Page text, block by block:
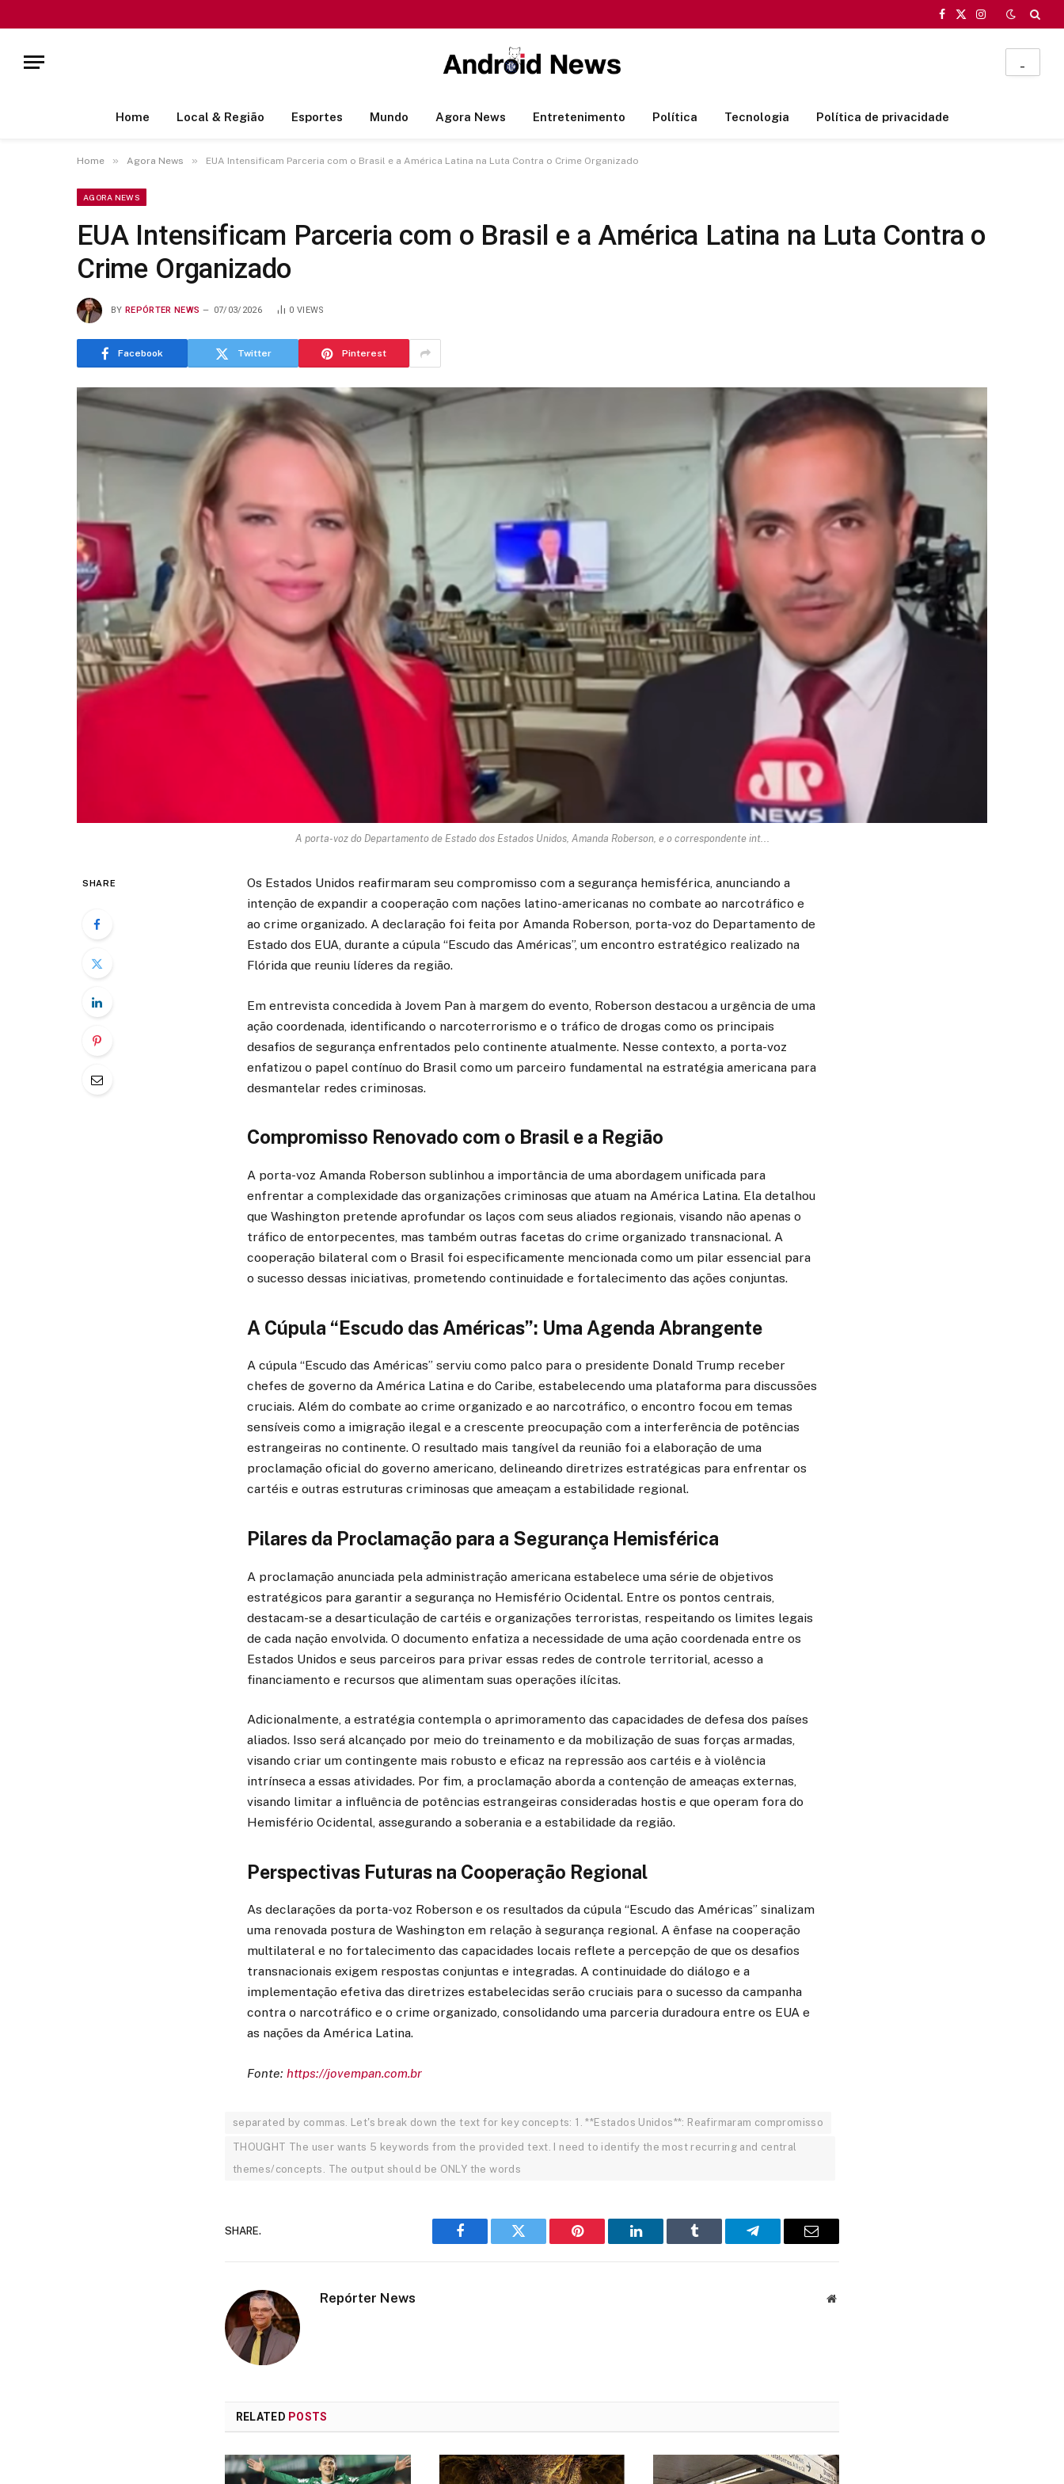
Facebook
X
Instagram
Home Local & Região Esportes Mundo Agora News Entretenimento Política Tecnologia Política de privacidade
Home » Agora News » EUA Intensificam Parceria com o Brasil e a América Latina na Luta Contra o Crime Organizado
AGORA NEWS
EUA Intensificam Parceria com o Brasil e a América Latina na Luta Contra o
Crime Organizado
BY REPÓRTER NEWS 07/03/2026 0 VIEWS
Facebook Twitter Pinterest
A porta-voz do Departamento de Estado dos Estados Unidos, Amanda Roberson, e o correspondente int...
SHARE
Os Estados Unidos reafirmaram seu compromisso com a segurança hemisférica, anunciando a
intenção de expandir a cooperação com nações latino-americanas no combate ao narcotráfico e
ao crime organizado. A declaração foi feita por Amanda Roberson, porta-voz do Departamento de
Estado dos EUA, durante a cúpula “Escudo das Américas”, um encontro estratégico realizado na
Flórida que reuniu líderes da região.
Em entrevista concedida à Jovem Pan à margem do evento, Roberson destacou a urgência de uma
ação coordenada, identificando o narcoterrorismo e o tráfico de drogas como os principais
desafios de segurança enfrentados pelo continente atualmente. Nesse contexto, a porta-voz
enfatizou o papel contínuo do Brasil como um parceiro fundamental na estratégia americana para
desmantelar redes criminosas.
Compromisso Renovado com o Brasil e a Região
A porta-voz Amanda Roberson sublinhou a importância de uma abordagem unificada para
enfrentar a complexidade das organizações criminosas que atuam na América Latina. Ela detalhou
que Washington pretende aprofundar os laços com seus aliados regionais, visando não apenas o
tráfico de entorpecentes, mas também outras facetas do crime organizado transnacional. A
cooperação bilateral com o Brasil foi especificamente mencionada como um pilar essencial para
o sucesso dessas iniciativas, prometendo continuidade e fortalecimento das ações conjuntas.
A Cúpula “Escudo das Américas”: Uma Agenda Abrangente
A cúpula “Escudo das Américas” serviu como palco para o presidente Donald Trump receber
chefes de governo da América Latina e do Caribe, estabelecendo uma plataforma para discussões
cruciais. Além do combate ao crime organizado e ao narcotráfico, o encontro focou em temas
sensíveis como a imigração ilegal e a crescente preocupação com a interferência de potências
estrangeiras no continente. O resultado mais tangível da reunião foi a elaboração de uma
proclamação oficial do governo americano, delineando diretrizes estratégicas para enfrentar os
cartéis e outras estruturas criminosas que ameaçam a estabilidade regional.
Pilares da Proclamação para a Segurança Hemisférica
A proclamação anunciada pela administração americana estabelece uma série de objetivos
estratégicos para garantir a segurança no Hemisfério Ocidental. Entre os pontos centrais,
destacam-se a desarticulação de cartéis e organizações terroristas, respeitando os limites legais
de cada nação envolvida. O documento enfatiza a necessidade de uma ação coordenada entre os
Estados Unidos e seus parceiros para privar essas redes de controle territorial, acesso a
financiamento e recursos que alimentam suas operações ilícitas.
Adicionalmente, a estratégia contempla o aprimoramento das capacidades de defesa dos países
aliados. Isso será alcançado por meio do treinamento e da mobilização de suas forças armadas,
visando criar um contingente mais robusto e eficaz na repressão aos cartéis e à violência
intrínseca a essas atividades. Por fim, a proclamação aborda a contenção de ameaças externas,
visando limitar a influência de potências estrangeiras consideradas hostis e que operam fora do
Hemisfério Ocidental, assegurando a soberania e a estabilidade da região.
Perspectivas Futuras na Cooperação Regional
As declarações da porta-voz Roberson e os resultados da cúpula “Escudo das Américas” sinalizam
uma renovada postura de Washington em relação à segurança regional. A ênfase na cooperação
multilateral e no fortalecimento das capacidades locais reflete a percepção de que os desafios
transnacionais exigem respostas conjuntas e integradas. A continuidade do diálogo e a
implementação efetiva das diretrizes estabelecidas serão cruciais para o sucesso da campanha
contra o narcotráfico e o crime organizado, consolidando uma parceria duradoura entre os EUA e
as nações da América Latina.
Fonte: https://jovempan.com.br
separated by commas. Let's break down the text for key concepts: 1. **Estados Unidos**: Reafirmaram compromisso
THOUGHT The user wants 5 keywords from the provided text. I need to identify the most recurring and central
themes/concepts. The output should be ONLY the words
SHARE.
Facebook Twitter Pinterest LinkedIn Tumblr Telegram Email
Repórter News Website
RELATED POSTS